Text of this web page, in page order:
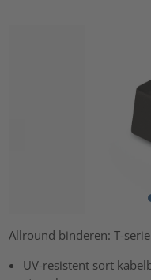
Allround binderen: T-
UV-resistent sort